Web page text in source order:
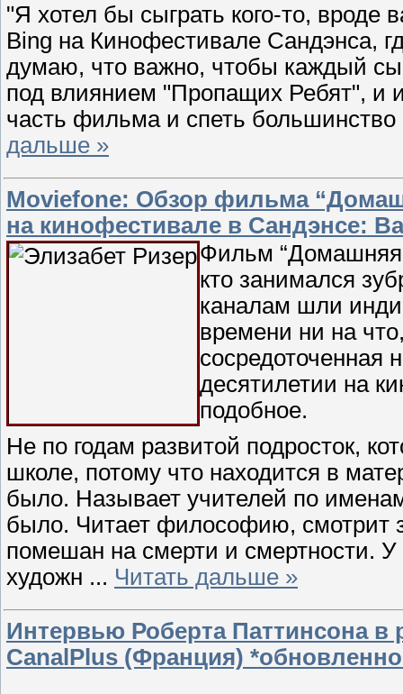
"Я хотел бы сыграть кого-то, вроде
Bing на Кинофестивале Сандэнса,
думаю, что важно, чтобы каждый
под влиянием "Пропащих Ребят", и
часть фильма и спеть
дальше »
Moviefone: Обзор фильма
на кинофестивале в Сандэнсе:
Фильм “Домашняя
кто занимался
каналам шли
времени ни на
десятилетии на
подобное.
Не по годам развитой подросток,
школе, потому что находится в
было. Называет учителей по
было. Читает философию, смотрит
помешан на смерти и смертности.
художн ... Читать дальше »
Интервью Роберта Паттинсона в
CanalPlus (Франция)